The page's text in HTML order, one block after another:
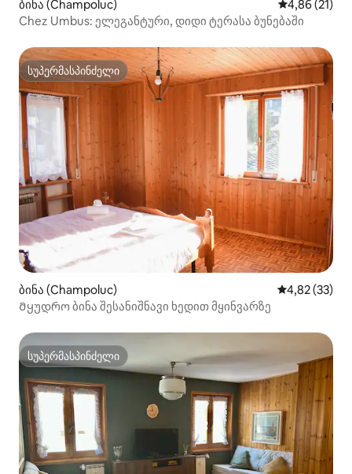
ბინა (Champoluc) საშუალო
4,86 (21)
Chez Umbus: ელეგანტური, დიდი ტერასა ბუნებაში
სუპერმასპინძელი
სუპერმასპინძელი
ბინა (Champoluc) საშუალო
4,82 (33)
Მყუდრო ბინა შესანიშნავი ხედით მყინვარზე
სუპერმასპინძელი
სუპერმასპინძელი